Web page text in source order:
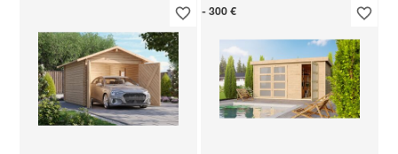
- 300 €